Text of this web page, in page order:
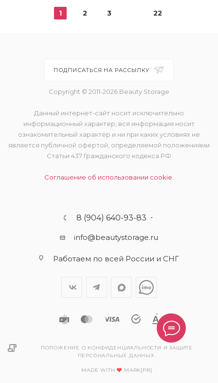
1 2 3 22
ПОДПИСАТЬСЯ НА РАССЫЛКУ
Copyright © 2011-2026 Beauty Storage
Данный интернет-сайт носит исключительно
информационный характер, вся информация носит
ознакомительный характер и ни при каких условиях не
является публичной офертой, определяемой положениями
Статьи 437 Гражданского кодекса РФ
Соглашение об использовании cookie.
8 (904) 640-93-83
info@beautystorage.ru
Работаем по всей России и СНГ
ПОЛОЖЕНИЕ О КОНФИДЕНЦИАЛЬНОСТИ И ЗАЩИТЕ
ПЕРСОНАЛЬНЫХ ДАННЫХ.
MADE WITH MARK[PR]